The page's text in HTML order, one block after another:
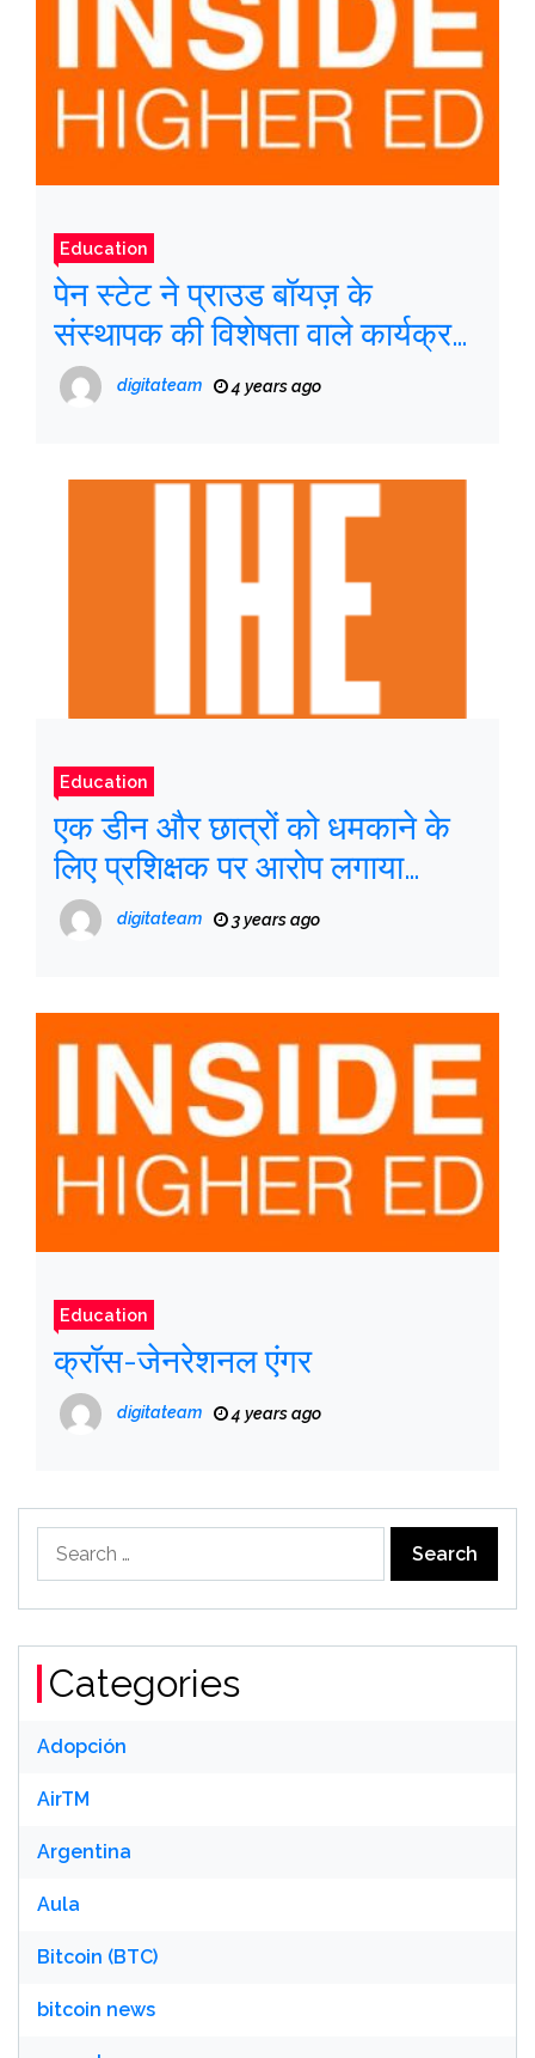
Education
पेन स्टेट ने प्राउड बॉयज़ के
संस्थापक की विशेषता वाले कार्यक्रम
को रद्द कर दिया
digitateam 4 years ago
Education
एक डीन और छात्रों को धमकाने के
लिए प्रशिक्षक पर आरोप लगाया
जाएगाdigitateam 3 years ago
Education
क्रॉस-जेनरेशनल एंगर
digitateam 4 years ago
for:
Categories
Adopción
AirTM
Argentina
Aula
Bitcoin (BTC)
bitcoin news